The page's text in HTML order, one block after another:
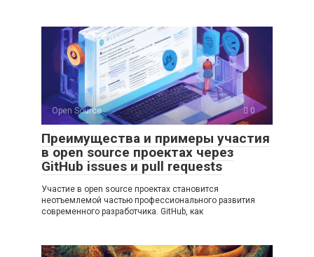
Open Source 0
Преимущества и примеры участия
в open source проектах через
GitHub issues и pull requests
Участие в open source проектах становится
неотъемлемой частью профессионального развития
современного разработчика. GitHub, как